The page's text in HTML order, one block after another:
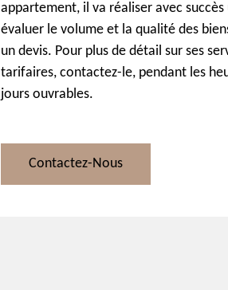
appartement, il va réaliser avec
évaluer le volume et la qualité des
un devis. Pour plus de détail sur ses
tarifaires, contactez-le, pendant les
jours ouvrables.
Contactez-Nous